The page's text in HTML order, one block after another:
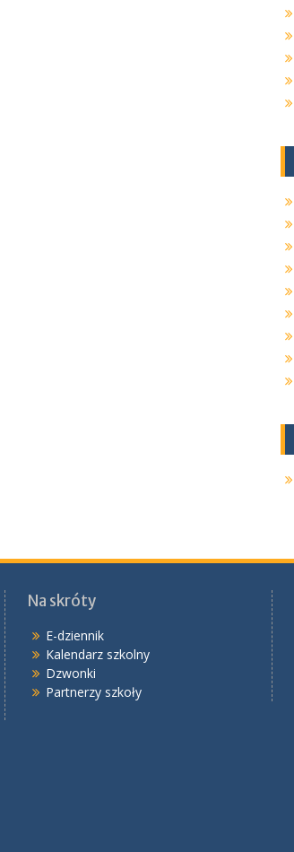
Na skróty
E-dziennik
Kalendarz szkolny
Dzwonki
Partnerzy szkoły